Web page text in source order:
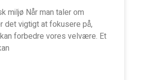
miljø Når man taler om
det vigtigt at fokusere på,
forbedre vores velvære. Et